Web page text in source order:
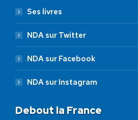
Ses livres
NDA sur Twitter
NDA sur Facebook
NDA sur Instagram
Debout la France